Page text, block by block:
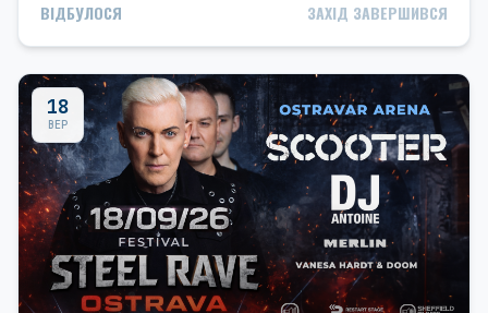
ВІДБУЛОСЯ ЗАХІД ЗАВЕРШИВСЯ
18
ВЕР